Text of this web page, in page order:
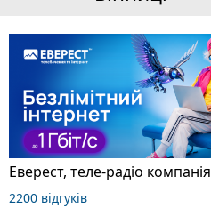
Еверест, теле-радіо компанія
2200 відгуків